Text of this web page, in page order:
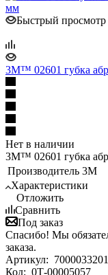
Быстрый просмотр
3M™ 02601 губка
Нет в наличии
3M™ 02601 губка
Производитель 3M
Характеристики
Отложить
Сравнить
Под заказ
Спасибо! Мы
заказа.
Артикул: 7000033201
Код: 0Т-00005057